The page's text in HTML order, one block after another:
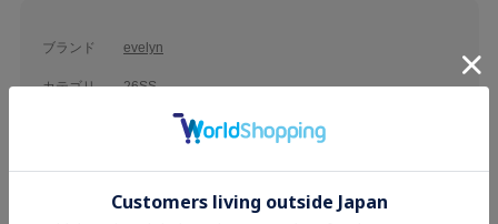
ブランド evelyn
カテゴリ
26SS
表地 ポリエステル80% レーヨン16% ポリウレタン4%